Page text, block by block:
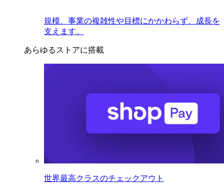
規模、事業の複雑性や目標にかかわらず、成長を
支えます。
あらゆるストアに搭載
世界最高クラスのチェックアウト